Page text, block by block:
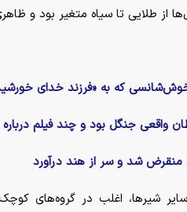
خوش‌شانسی که به «فرزند خدای
واقعی جنگل بود و چند فیلم
منقرض شد و سر از هند درآورد
شیرها، اغلب در گروه‌های